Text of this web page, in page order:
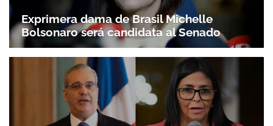
Exprimera dama de Brasil Michelle
Bolsonaro será candidata al Senado